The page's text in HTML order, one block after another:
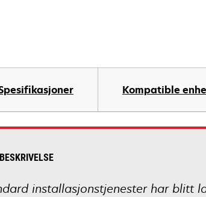
Kompatible
installasjonstjenester har blitt